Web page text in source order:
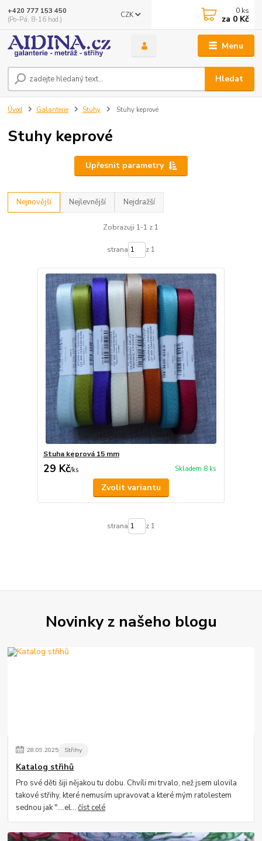
Menu
CZK
Hledat
+420 777 153 450
(Po-Pá, 8-16 hod.)
0 ks
za 0 Kč
Úvod Galanterie Stuhy Stuhy keprové
Stuhy keprové
Upřesnit parametry
Nejnovější Nejlevnější Nejdražší
Zobrazuji 1-1 z 1
strana z 1
Stuha keprová 15 mm
29 Kč/ks Skladem 8 ks
Zvolit variantu
strana z 1
Novinky z našeho blogu
28.09.2025 Střihy
Katalog střihů
Pro své děti šiji nějakou tu dobu. Chvíli mi trvalo, než jsem ulovila
takové střihy, které nemusím upravovat a které mým ratolestem
sednou jak "....el...číst celé